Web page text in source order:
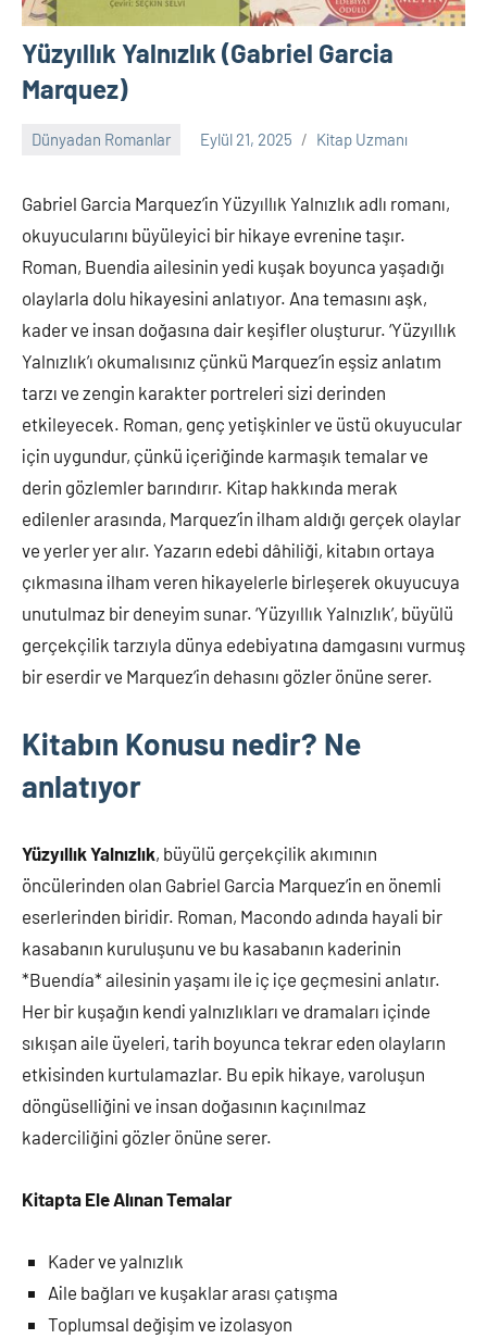
Yüzyıllık Yalnızlık (Gabriel Garcia
Marquez)
Dünyadan Romanlar Eylül 21, 2025 Kitap Uzmanı
Yorum
Gabriel Garcia Marquez’in Yüzyıllık Yalnızlık adlı romanı,
okuyucularını büyüleyici bir hikaye evrenine taşır.
Roman, Buendia ailesinin yedi kuşak boyunca yaşadığı
olaylarla dolu hikayesini anlatıyor. Ana temasını aşk,
kader ve insan doğasına dair keşifler oluşturur. ‘Yüzyıllık
Yalnızlık’ı okumalısınız çünkü Marquez’in eşsiz anlatım
tarzı ve zengin karakter portreleri sizi derinden
etkileyecek. Roman, genç yetişkinler ve üstü okuyucular
için uygundur, çünkü içeriğinde karmaşık temalar ve
derin gözlemler barındırır. Kitap hakkında merak
edilenler arasında, Marquez’in ilham aldığı gerçek olaylar
ve yerler yer alır. Yazarın edebi dâhiliği, kitabın ortaya
çıkmasına ilham veren hikayelerle birleşerek okuyucuya
unutulmaz bir deneyim sunar. ‘Yüzyıllık Yalnızlık’, büyülü
gerçekçilik tarzıyla dünya edebiyatına damgasını vurmuş
bir eserdir ve Marquez’in dehasını gözler önüne serer.
Kitabın Konusu nedir? Ne
anlatıyor
Yüzyıllık Yalnızlık, büyülü gerçekçilik akımının
öncülerinden olan Gabriel Garcia Marquez’in en önemli
eserlerinden biridir. Roman, Macondo adında hayali bir
kasabanın kuruluşunu ve bu kasabanın kaderinin
*Buendía* ailesinin yaşamı ile iç içe geçmesini anlatır.
Her bir kuşağın kendi yalnızlıkları ve dramaları içinde
sıkışan aile üyeleri, tarih boyunca tekrar eden olayların
etkisinden kurtulamazlar. Bu epik hikaye, varoluşun
döngüselliğini ve insan doğasının kaçınılmaz
kaderciliğini gözler önüne serer.
Kitapta Ele Alınan Temalar
Kader ve yalnızlık
Aile bağları ve kuşaklar arası çatışma
Toplumsal değişim ve izolasyon